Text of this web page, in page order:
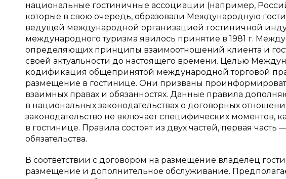
национальные гостиничные ассоциации (например,
которые в свою очередь, образовали Международную
ведущей международной организацией гостиничной
международного туризма явилось принятие в 1981 г.
определяющих принципы взаимоотношений клиента и
своей актуальности до настоящего времени. Целью
кодификация общепринятой международной торговой
размещение в гостинице. Они призваны
взаимных правах и обязанностях. Данные правила
в национальных законодательствах о договорных
законодательство не включает специфических моментов,
в гостинице. Правила состоят из двух частей, первая
обязательства.
В соответствии с договором на размещение владелец
размещение и дополнительное обслуживание.